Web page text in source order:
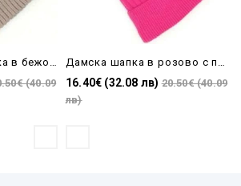
(40.09
16.40€ (32.08 лв) 20.50€ (40.09
лв)